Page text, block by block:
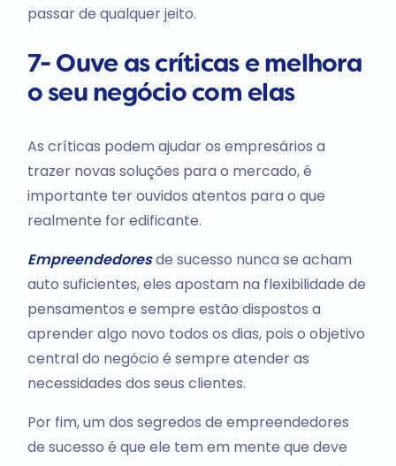
passar de qualquer jeito.
7- Ouve as críticas e melhora
o seu negócio com elas
As críticas podem ajudar os empresários a
trazer novas soluções para o mercado, é
importante ter ouvidos atentos para o que
realmente for edificante.
Empreendedoresde sucesso nunca se acham
auto suficientes, eles apostam na flexibilidade de
pensamentos e sempre estão dispostos a
aprender algo novo todos os dias, pois o objetivo
central do negócio é sempre atender as
necessidades dos seus clientes.
Por fim, um dos segredos de empreendedores
de sucesso é que ele tem em mente que deve